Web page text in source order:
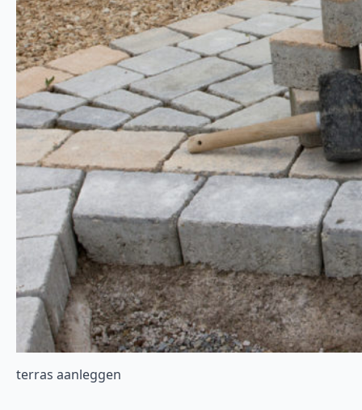
terras aanleggen